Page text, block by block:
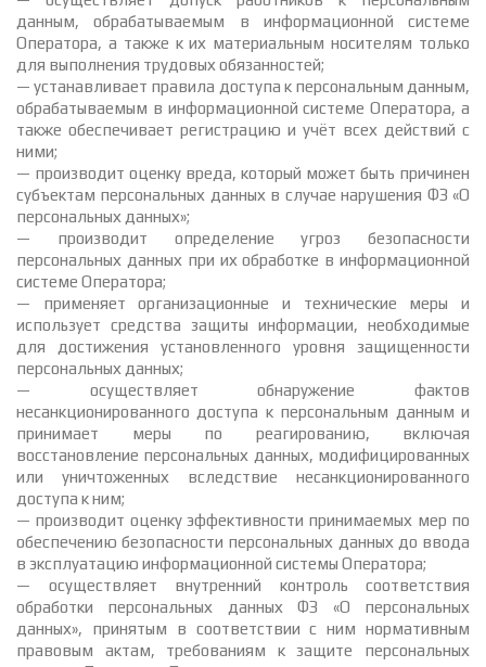
данным, обрабатываемым в информационной системе
Оператора, а также к их материальным носителям только
для выполнения трудовых обязанностей;
— устанавливает правила доступа к персональным данным,
обрабатываемым в информационной системе Оператора, а
также обеспечивает регистрацию и учёт всех действий с
ними;
— производит оценку вреда, который может быть причинен
субъектам персональных данных в случае нарушения ФЗ «О
персональных данных»;
— производит определение угроз безопасности
персональных данных при их обработке в информационной
системе Оператора;
— применяет организационные и технические меры и
использует средства защиты информации, необходимые
для достижения установленного уровня защищенности
персональных данных;
— осуществляет обнаружение фактов
несанкционированного доступа к персональным данным и
принимает меры по реагированию, включая
восстановление персональных данных, модифицированных
или уничтоженных вследствие несанкционированного
доступа к ним;
— производит оценку эффективности принимаемых мер по
обеспечению безопасности персональных данных до ввода
в эксплуатацию информационной системы Оператора;
— осуществляет внутренний контроль соответствия
обработки персональных данных ФЗ «О персональных
данных», принятым в соответствии с ним нормативным
правовым актам, требованиям к защите персональных